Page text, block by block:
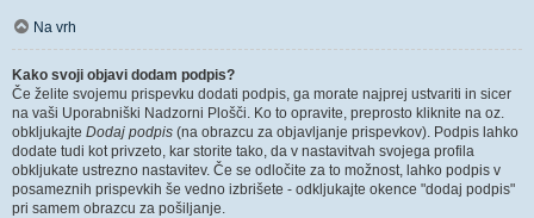
Na vrh
Kako svoji objavi dodam podpis?
Če želite svojemu prispevku dodati podpis, ga morate najprej ustvariti in sicer
na vaši Uporabniški Nadzorni Plošči. Ko to opravite, preprosto kliknite na oz.
obkljukajte Dodaj podpis (na obrazcu za objavljanje prispevkov). Podpis lahko
dodate tudi kot privzeto, kar storite tako, da v nastavitvah svojega profila
obkljukate ustrezno nastavitev. Če se odločite za to možnost, lahko podpis v
posameznih prispevkih še vedno izbrišete - odkljukajte okence "dodaj podpis"
pri samem obrazcu za pošiljanje.